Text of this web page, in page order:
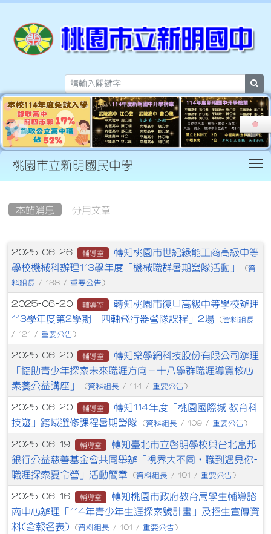
桃園市立新明國民中學
本站消息 分月文章
文章列表
2025-06-26 輔導室
轉知桃園市世紀綠能工商高級中等
學校機械科辦理113學年度「機械職群暑期營隊活動」
(資
料組長 / 138 / 重要公告 )
2025-06-20 輔導室
轉知桃園市復旦高級中等學校辦理
113學年度第2學期「四軸飛行器營隊課程」2場
(資料組長
/ 121 / 重要公告 )
2025-06-20 輔導室
轉知樂學網科技股份有限公司辦理
「協助青少年探索未來職涯方向－十八學群職涯導覽核心
素養公益講座」
(資料組長 / 114 / 重要公告 )
2025-06-20 輔導室
轉知114年度「桃園國際城 教育科
技遊」跨域選修課程暑期營隊
(資料組長 / 109 / 重要公告 )
2025-06-19 輔導室
轉知臺北市立啟明學校與台北富邦
銀行公益慈善基金會共同舉辦「視界大不同，職到遇見你-
職涯探索夏令營」活動簡章
(資料組長 / 101 / 重要公告 )
2025-06-16 輔導室
轉知桃園市政府教育局學生輔導諮
商中心辦理「114年青少年生涯探索號計畫」及招生宣傳資
料(含報名表)
(資料組長 / 101 / 重要公告 )